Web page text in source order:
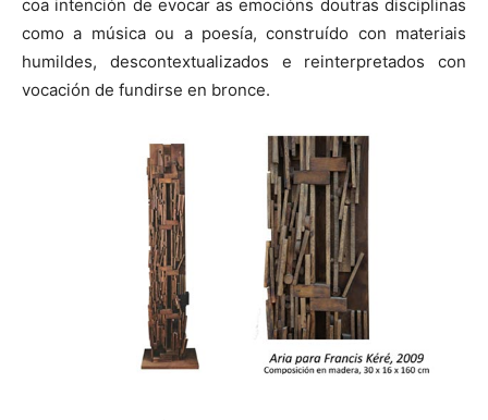
coa intención de evocar as emocións doutras disciplinas
como a música ou a poesía, construído con materiais
humildes, descontextualizados e reinterpretados con
vocación de fundirse en bronce.